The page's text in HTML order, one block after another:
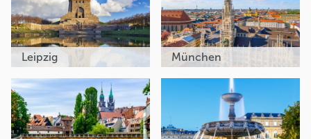
Leipzig München